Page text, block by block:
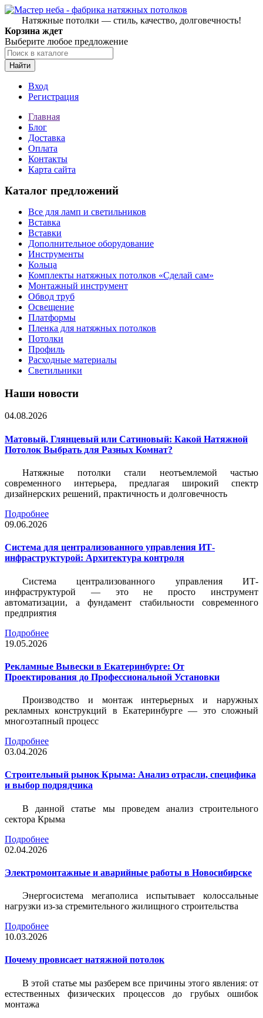
Натяжные потолки — стиль, качество, долговечность!
Корзина ждет
Выберите любое предложение
Найти
Вход
Регистрация
Главная
Блог
Доставка
Оплата
Контакты
Карта сайта
Каталог предложений
Все для ламп и светильников
Вставка
Вставки
Дополнительное оборудование
Инструменты
Кольца
Комплекты натяжных потолков «Сделай сам»
Монтажный инструмент
Обвод труб
Освещение
Платформы
Пленка для натяжных потолков
Потолки
Профиль
Расходные материалы
Светильники
Наши новости
04.08.2026
Матовый, Глянцевый или Сатиновый: Какой Натяжной
Потолок Выбрать для Разных Комнат?
Натяжные потолки стали неотъемлемой частью
современного интерьера, предлагая широкий спектр
дизайнерских решений, практичность и долговечность
Подробнее
09.06.2026
Система для централизованного управления ИТ-
инфраструктурой: Архитектура контроля
Система централизованного управления ИТ-
инфраструктурой — это не просто инструмент
автоматизации, а фундамент стабильности современного
предприятия
Подробнее
19.05.2026
Рекламные Вывески в Екатеринбурге: От
Проектирования до Профессиональной Установки
Производство и монтаж интерьерных и наружных
рекламных конструкций в Екатеринбурге — это сложный
многоэтапный процесс
Подробнее
03.04.2026
Строительный рынок Крыма: Анализ отрасли, специфика
и выбор подрядчика
В данной статье мы проведем анализ строительного
сектора Крыма
Подробнее
02.04.2026
Электромонтажные и аварийные работы в Новосибирске
Энергосистема мегаполиса испытывает колоссальные
нагрузки из-за стремительного жилищного строительства
Подробнее
10.03.2026
Почему провисает натяжной потолок
В этой статье мы разберем все причины этого явления: от
естественных физических процессов до грубых ошибок
монтажа